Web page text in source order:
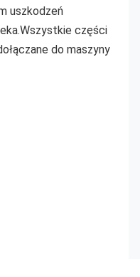
uszkodzeń
części
do maszyny